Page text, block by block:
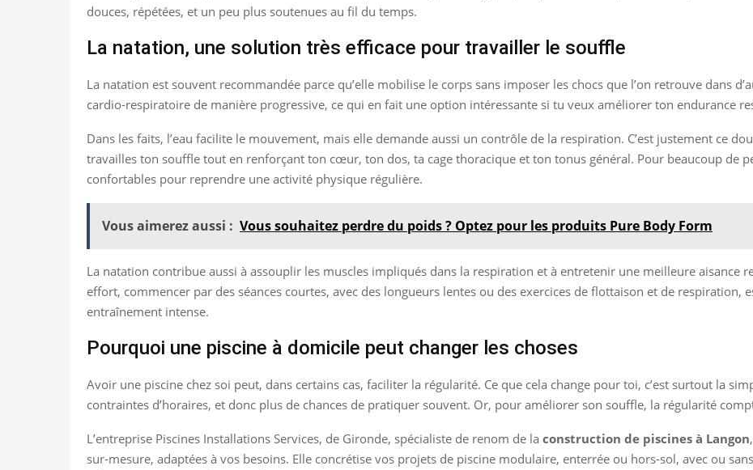
douces, répétées, et un peu plus soutenues au fil du temps.
La natation, une solution très efficace pour travailler le souffle
La natation est souvent recommandée parce qu’elle mobilise le corps sans imposer les chocs que l’on retrouve dans
cardio-respiratoire de manière progressive, ce qui en fait une option intéressante si tu veux améliorer ton endurance
Dans les faits, l’eau facilite le mouvement, mais elle demande aussi un contrôle de la respiration. C’est justement ce
travailles ton souffle tout en renforçant ton cœur, ton dos, ta cage thoracique et ton tonus général. Pour beaucoup de
confortables pour reprendre une activité physique régulière.
Vous aimerez aussi : Vous souhaitez perdre du poids ? Optez pour les produits Pure Body Form
La natation contribue aussi à assouplir les muscles impliqués dans la respiration et à entretenir une meilleure aisance
effort, commencer par des séances courtes, avec des longueurs lentes ou des exercices de flottaison et de respiration,
entraînement intense.
Pourquoi une piscine à domicile peut changer les choses
Avoir une piscine chez soi peut, dans certains cas, faciliter la régularité. Ce que cela change pour toi, c’est surtout la
contraintes d’horaires, et donc plus de chances de pratiquer souvent. Or, pour améliorer son souffle, la régularité
L’entreprise Piscines Installations Services, de Gironde, spécialiste de renom de la construction de piscines à Langon
sur-mesure, adaptées à vos besoins. Elle concrétise vos projets de piscine modulaire, enterrée ou hors-sol, avec ou